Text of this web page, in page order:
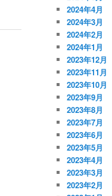
2024年4月
2024年3月
2024年2月
2024年1月
2023年12月
2023年11月
2023年10月
2023年9月
2023年8月
2023年7月
2023年6月
2023年5月
2023年4月
2023年3月
2023年2月